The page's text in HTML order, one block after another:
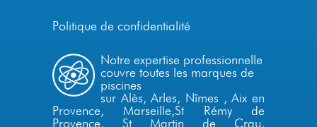
Politique de confidentialité
Notre expertise professionnelle
couvre toutes les marques de
piscines
sur Alès,Arles, Nîmes ,Aix en
Provence, Marseille,St Rémy de
Provence, St Martin de Crau,